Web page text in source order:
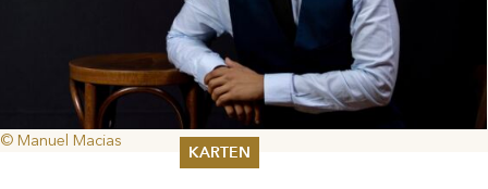
KARTEN
© Manuel Macias